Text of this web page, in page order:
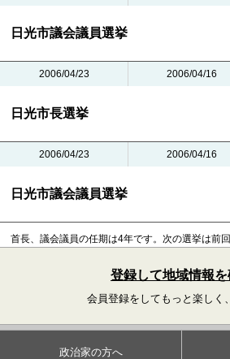
日光市議会議員選挙
2006/04/23 2006/04/16
日光市長選挙
2006/04/23 2006/04/16
日光市議会議員選挙
首長、議会議員の任期は4年です。 次の選挙は前
登録して地域情報
会員登録をしてもっと楽しく
政治家の方へ